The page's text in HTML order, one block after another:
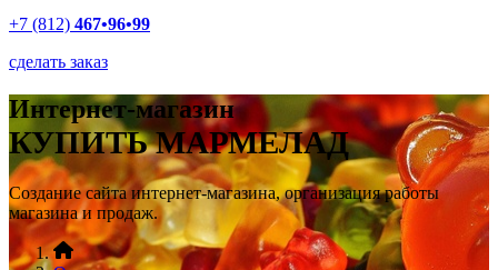
+7 (812) 467•96•99
сделать заказ
Интернет-магазин
КУПИТЬ МАРМЕЛАД
Создание сайта интернет-магазина, организация работы
магазина и продаж.